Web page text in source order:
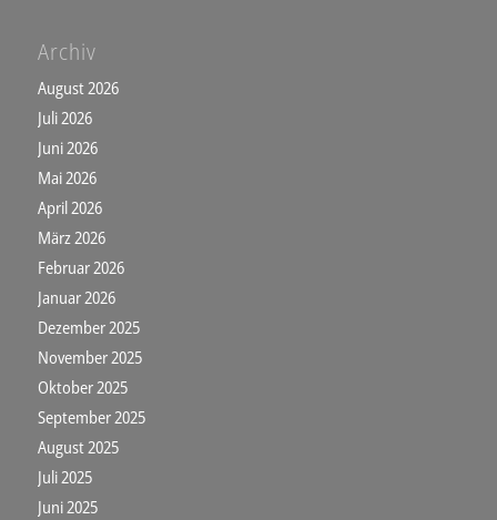
Archiv
August 2026
Juli 2026
Juni 2026
Mai 2026
April 2026
März 2026
Februar 2026
Januar 2026
Dezember 2025
November 2025
Oktober 2025
September 2025
August 2025
Juli 2025
Juni 2025